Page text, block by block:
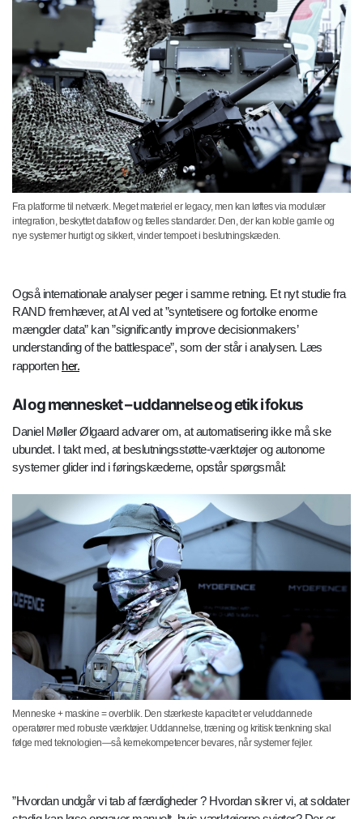
Fra platforme til netværk. Meget materiel er legacy, men kan løftes via modulær
integration, beskyttet dataflow og fælles standarder. Den, der kan koble gamle og
nye systemer hurtigt og sikkert, vinder tempoet i beslutningskæden.
Også internationale analyser peger i samme retning. Et nyt studie fra
RAND fremhæver, at AI ved at ”syntetisere og fortolke enorme
mængder data” kan ”significantly improve decisionmakers’
understanding of the battlespace”, som der står i analysen. Læs
rapporten her.
AI og mennesket – uddannelse og etik i fokus
Daniel Møller Ølgaard advarer om, at automatisering ikke må ske
ubundet. I takt med, at beslutningsstøtte-værktøjer og autonome
systemer glider ind i føringskæderne, opstår spørgsmål:
Menneske + maskine = overblik. Den stærkeste kapacitet er veluddannede
operatører med robuste værktøjer. Uddannelse, træning og kritisk tænkning skal
følge med teknologien—så kernekompetencer bevares, når systemer fejler.
”Hvordan undgår vi tab af færdigheder ? Hvordan sikrer vi, at soldater